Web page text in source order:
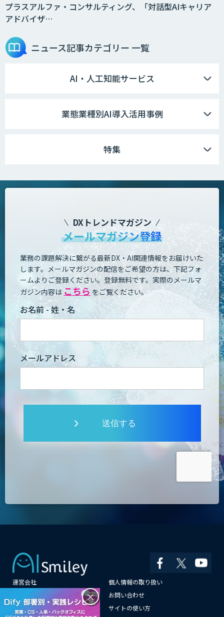
プラスアルファ・コンサルティング、「対話型AIキャリア
アドバイザ…
ニュース記事カテゴリー 一覧
AI・人工知能サービス
業態業種別AI導入活用事例
特集
DXトレンドマガジン
メールマガジン登録
業務の課題解決に繋がる最新DX・AI関連情報をお届けいた
します。 メールマガジンの配信をご希望の方は、下記フォ
ームよりご登録ください。登録無料です。 実際のメールマ
ガジン内容は こちら をご覧ください。
お名前 - 姓・名
メールアドレス
送信する
運営会社
個人情報の取り扱い
お問い合わせ
メールマガジン登録
サイトの使い方
×